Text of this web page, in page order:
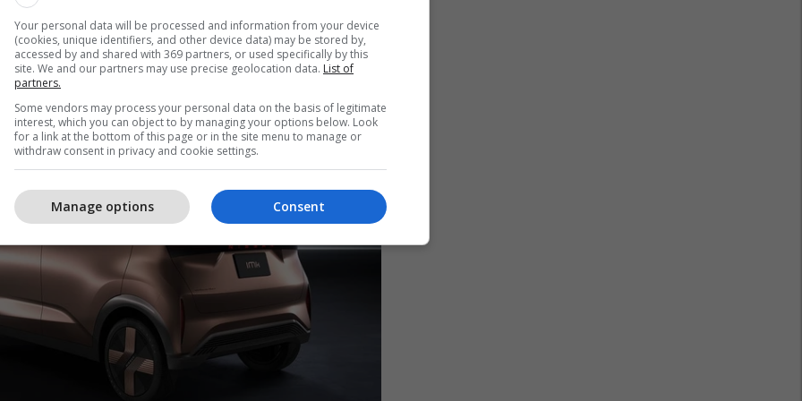
bërë e ditur autonomia që do të ketë Nissan
që do ketë teknologji të lartë dhe dukje shumë
Your personal data will be processed and information from your device
(cookies, unique identifiers, and other device data) may be stored by,
accessed by and shared with 369 partners, or used specifically by this
site. We and our partners may use precise geolocation data. List of
partners.
Some vendors may process your personal data on the basis of legitimate
interest, which you can object to by managing your options below. Look
for a link at the bottom of this page or in the site menu to manage or
withdraw consent in privacy and cookie settings.
Consent
Manage options